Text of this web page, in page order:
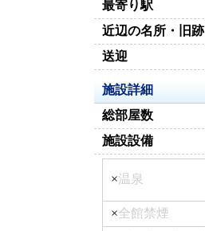
最寄り駅
近辺の名所・旧跡
送迎
施設詳細
総部屋数
施設設備
×温泉
×全館禁煙